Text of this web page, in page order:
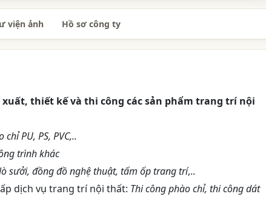
viện ảnh Hồ sơ công ty
xuất, thiết kế và thi công các sản phẩm trang trí nội
PU, PS, PVC,..
trình khác
sưởi, đồng đồ nghệ thuật, tấm ốp trang trí,..
dịch vụ trang trí nội thất: Thi công phào chỉ, thi công dát